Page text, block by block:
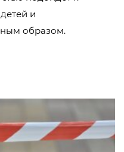
и
образом.